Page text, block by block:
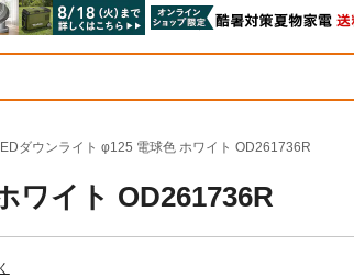
ダウンライト φ125 電球色 ホワイト OD261736R
ワイト OD261736R